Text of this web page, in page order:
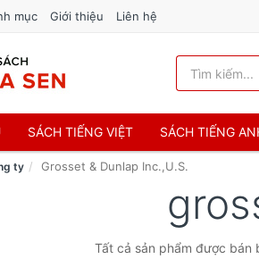
mục Giới thiệu Liên hệ
SÁCH TIẾNG VIỆT SÁCH TIẾNG
ty Grosset & Dunlap Inc.,U.S.
Tất cả sản phẩm được bán